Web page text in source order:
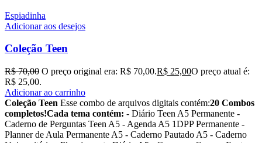
Espiadinha
Adicionar aos desejos
Coleção Teen
R$70,00 O preço original era: R$ 70,00.R$ 25,00O preço atual é:
R$ 25,00.
Adicionar ao carrinho
Coleção Teen Esse combo de arquivos digitais contém:20 Combos
completos!Cada tema contém: - Diário Teen A5 Permanente -
Caderno de Perguntas Teen A5 - Agenda A5 1DPP Permanente -
Planner de Aula Permanente A5 - Caderno Pautado A5 - Caderno